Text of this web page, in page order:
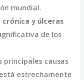
mundial.
y úlceras
de los
principales causas
estrechamente